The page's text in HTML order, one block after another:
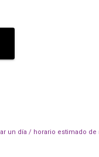
un día / horario estimado de